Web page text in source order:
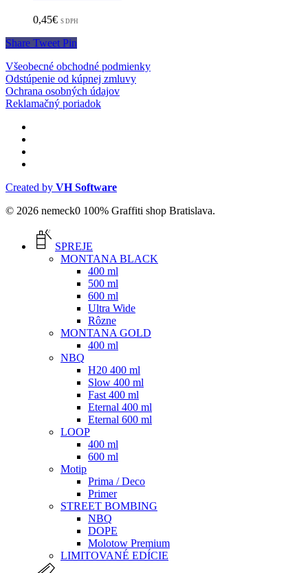
0,45€ S DPH
Share Tweet Pin
Všeobecné obchodné podmienky
Odstúpenie od kúpnej zmluvy
Ochrana osobných údajov
Reklamačný poriadok
Created by VH Software
© 2026 nemeck0 100% Graffiti shop Bratislava.
Menu
SPREJE
MONTANA BLACK
400 ml
500 ml
600 ml
Ultra Wide
Rôzne
MONTANA GOLD
400 ml
NBQ
H20 400 ml
Slow 400 ml
Fast 400 ml
Eternal 400 ml
Eternal 600 ml
LOOP
400 ml
600 ml
Motip
Prima / Deco
Primer
STREET BOMBING
NBQ
DOPE
Molotow Premium
LIMITOVANÉ EDÍCIE